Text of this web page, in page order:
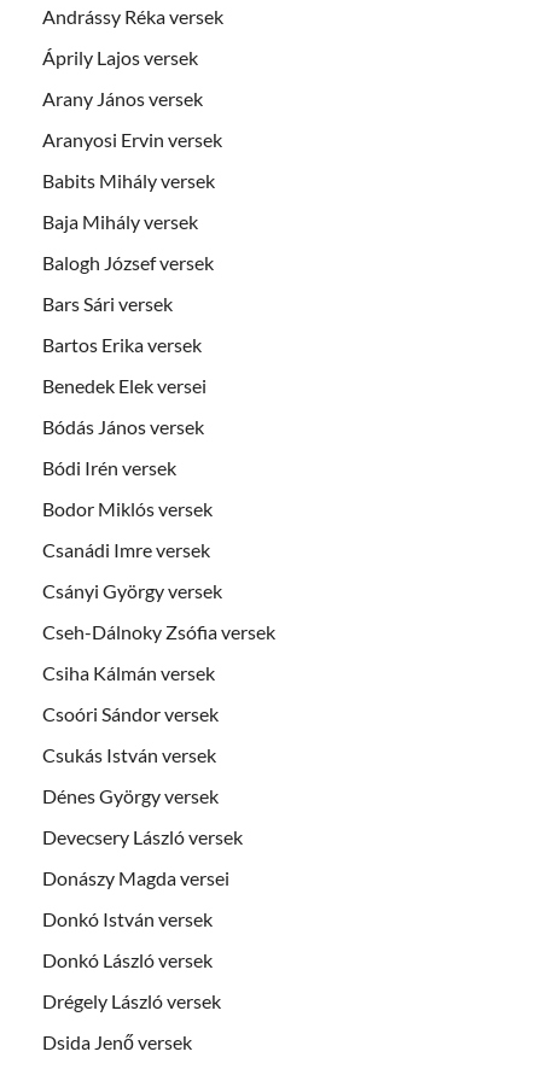
Andrássy Réka versek
Áprily Lajos versek
Arany János versek
Aranyosi Ervin versek
Babits Mihály versek
Baja Mihály versek
Balogh József versek
Bars Sári versek
Bartos Erika versek
Benedek Elek versei
Bódás János versek
Bódi Irén versek
Bodor Miklós versek
Csanádi Imre versek
Csányi György versek
Cseh-Dálnoky Zsófia versek
Csiha Kálmán versek
Csoóri Sándor versek
Csukás István versek
Dénes György versek
Devecsery László versek
Donászy Magda versei
Donkó István versek
Donkó László versek
Drégely László versek
Dsida Jenő versek